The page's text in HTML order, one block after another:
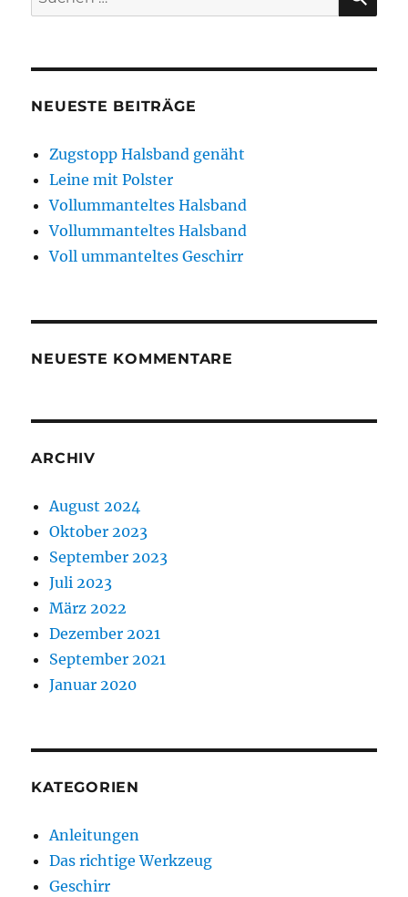
nach:
NEUESTE BEITRÄGE
Zugstopp Halsband genäht
Leine mit Polster
Vollummanteltes Halsband
Vollummanteltes Halsband
Voll ummanteltes Geschirr
NEUESTE KOMMENTARE
ARCHIV
August 2024
Oktober 2023
September 2023
Juli 2023
März 2022
Dezember 2021
September 2021
Januar 2020
KATEGORIEN
Anleitungen
Das richtige Werkzeug
Geschirr